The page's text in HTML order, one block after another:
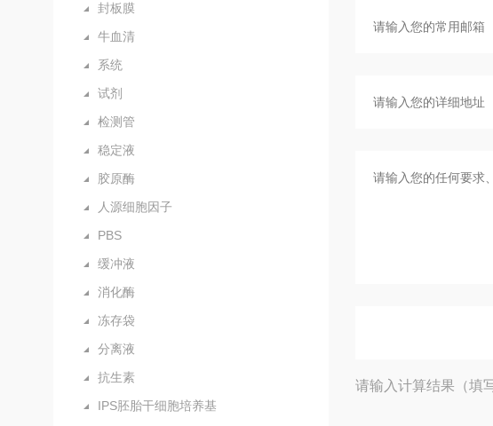
封板膜
牛血清
系统
试剂
检测管
稳定液
胶原酶
人源细胞因子
PBS
缓冲液
消化酶
冻存袋
分离液
抗生素
IPS胚胎干细胞培养基
请输入计算结果（填